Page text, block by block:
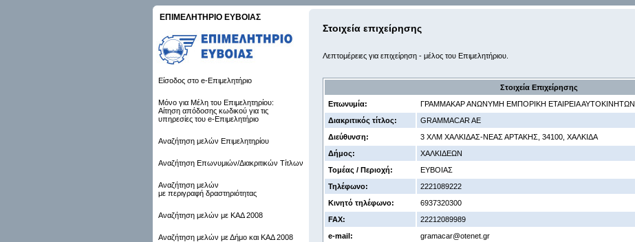
ΕΠΙΜΕΛΗΤΗΡΙΟ ΕΥΒΟΙΑΣ
Είσοδος στο e-Επιμελητήριο
Μόνο για Μέλη του Επιμελητηρίου:
Αίτηση απόδοσης κωδικού για τις
υπηρεσίες του e-Επιμελητήριο
Αναζήτηση μελών Επιμελητηρίου
Αναζήτηση Επωνυμιών/Διακριτικών Τίτλων
Αναζήτηση μελών
με περιγραφή δραστηριότητας
Αναζήτηση μελών με ΚΑΔ 2008
Αναζήτηση μελών με Δήμο και ΚΑΔ 2008
Στοιχεία επιχείρησης
Λεπτομέρειες για επιχείρηση - μέλος του Επιμελητήριου.
Στοιχεία Επιχείρησης
Επωνυμία:
ΓΡΑΜΜΑΚΑΡ ΑΝΩΝΥΜΗ ΕΜΠΟΡΙΚΗ ΕΤΑΙΡΕΙΑ ΑΥΤΟΚΙΝΗΤΩΝ
Διακριτικός τίτλος:
GRAMMACAR AE
Διεύθυνση:
3 ΧΛΜ ΧΑΛΚΙΔΑΣ-ΝΕΑΣ ΑΡΤΑΚΗΣ, 34100, ΧΑΛΚΙΔΑ
Δήμος:
ΧΑΛΚΙΔΕΩΝ
Τομέας / Περιοχή:
ΕΥΒΟΙΑΣ
Τηλέφωνο:
2221089222
Κινητό τηλέφωνο:
6937320300
FAX:
22212089989
e-mail:
gramacar@otenet.gr